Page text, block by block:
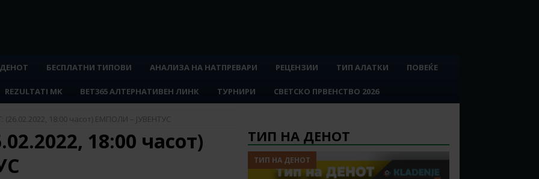
БЕСПЛАТНИ ТИПОВИ АНАЛИЗА НА НАТПРЕВАРИ РЕЦЕНЗИИ ТИП АЛАТКИ ПОВЕЌЕ
REZULTATI MK BET365 АЛТЕРНАТИВЕН ЛИНК ТУРНИРИ СВЕТСКО ПРВЕНСТВО 2026
18:00 часот) ЕМПОЛИ – ЈУВЕНТУС
18:00 часот)
ТИП НА ДЕНОТ
ТИП НА ДЕНОТ